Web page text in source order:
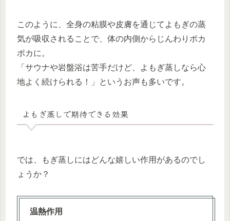
このように、全身の粘膜や皮膚を通じてよもぎの蒸
気が吸収されることで、体の内側からじんわりポカ
ポカに。
「サウナや岩盤浴は苦手だけど、よもぎ蒸しなら心
地よく続けられる！」というお声も多いです。
よもぎ蒸しで期待できる効果
では、もぎ蒸しにはどんな嬉しい作用があるのでし
ょうか？
温熱作用